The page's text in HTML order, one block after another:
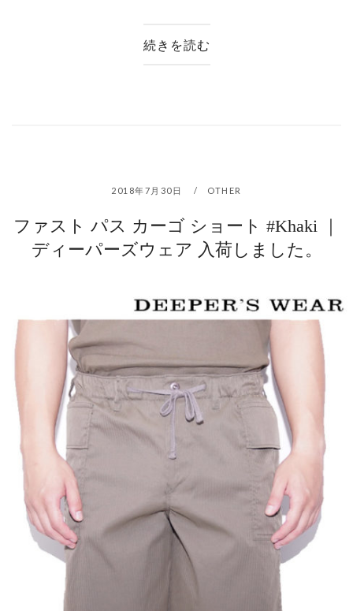
続きを読む
2018年7月30日 OTHER
ファスト パス カーゴ ショート #Khaki ｜
ディーパーズウェア 入荷しました。